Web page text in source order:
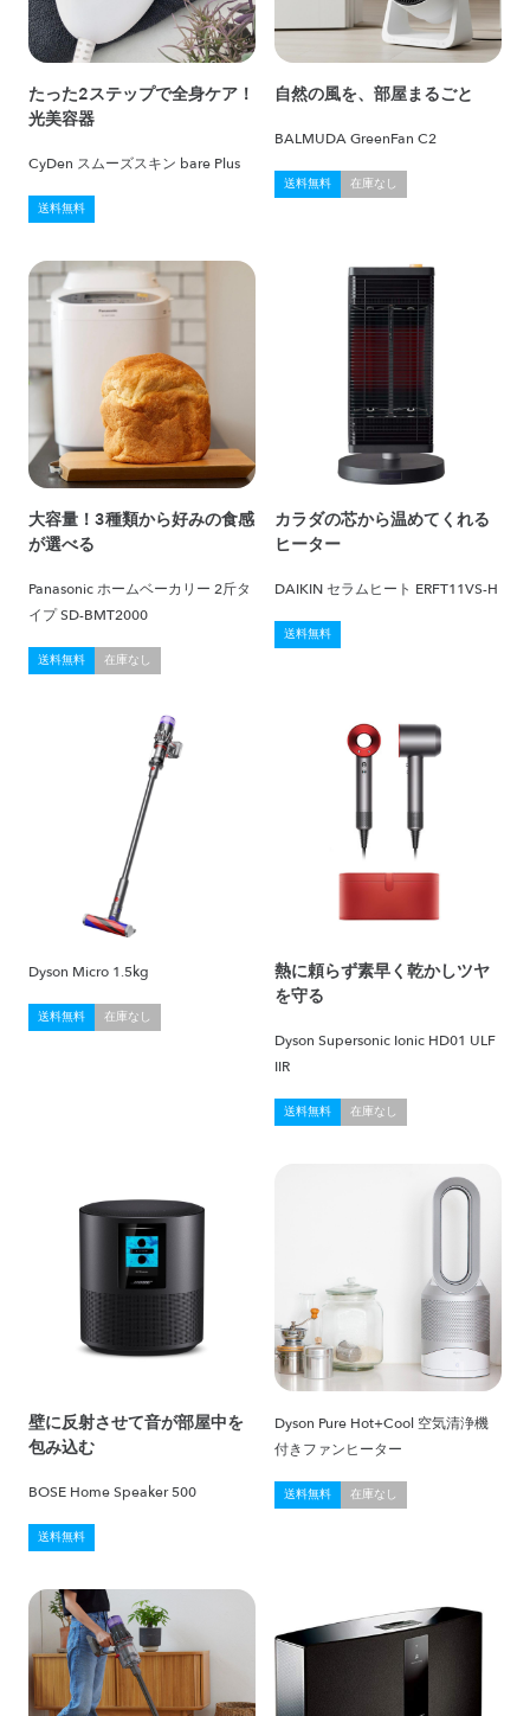
たった2ステップで全身ケア！
光美容器
CyDen スムーズスキン bare Plus
送料無料
自然の風を、部屋まるごと
BALMUDA GreenFan C2
送料無料 在庫なし
大容量！3種類から好みの食感
が選べる
Panasonic ホームベーカリー 2斤タ
イプ SD-BMT2000
送料無料 在庫なし
カラダの芯から温めてくれる
ヒーター
DAIKIN セラムヒート ERFT11VS-H
送料無料
Dyson Micro 1.5kg
送料無料 在庫なし
熱に頼らず素早く乾かしツヤ
を守る
Dyson Supersonic Ionic HD01 ULF
IIR
送料無料 在庫なし
壁に反射させて音が部屋中を
包み込む
BOSE Home Speaker 500
送料無料
Dyson Pure Hot+Cool 空気清浄機
付きファンヒーター
送料無料 在庫なし